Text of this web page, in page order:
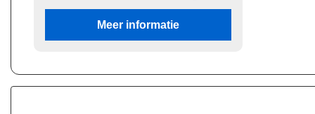
Meer informatie